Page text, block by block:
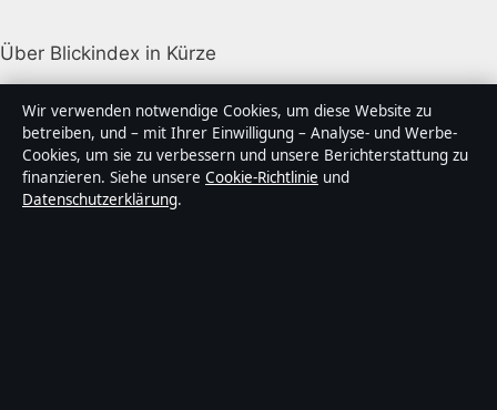
Über Blickindex in Kürze
Blickindex ist ein unabhängiger digitaler
Nachrichtenanbieter mit Fokus auf Politik, Wirtschaft,
Technik und Gesellschaft in Deutschland. Jeder Artikel
trägt eine Byline, wird von einem Redakteur geprüft
und vor der Veröffentlichung faktengecheckt.
Wir verwenden notwendige Cookies, um diese Website zu
betreiben, und – mit Ihrer Einwilligung – Analyse- und Werbe-
Cookies, um sie zu verbessern und unsere Berichterstattung zu
finanzieren. Siehe unsere Cookie-Richtlinie und
Datenschutzerklärung.